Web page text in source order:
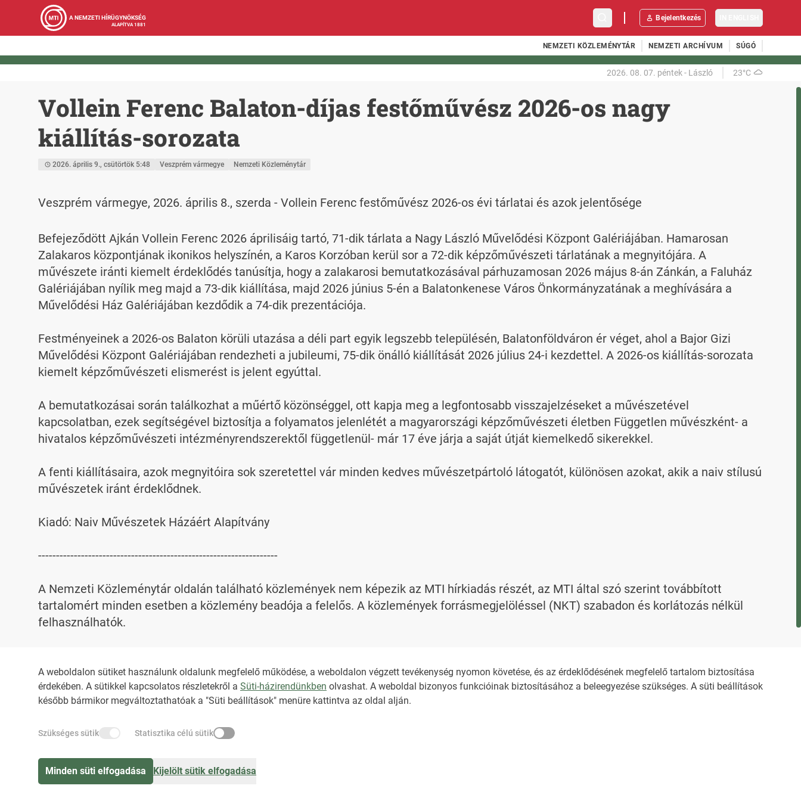
A weboldalon sütiket használunk oldalunk megfelelő működése, a weboldalon végzett tevékenység nyomon követése, és az érdeklődésének megfelelő tartalom biztosítása
érdekében. A sütikkel kapcsolatos részletekről a Süti-házirendünkben olvashat. A weboldal bizonyos funkcióinak biztosításához a beleegyezése szükséges. A süti beállítások
később bármikor megváltoztathatóak a "Süti beállítások" menüre kattintva az oldal alján.
Szükséges sütik Statisztika célú sütik
Minden süti elfogadása Kijelölt sütik elfogadása
A NEMZETI HÍRÜGYNÖKSÉG
ALAPÍTVA 1881
Bejelentkezés
NEMZETI KÖZLEMÉNYTÁR NEMZETI ARCHÍVUM SÚGÓ
2026. 08. 07. péntek- László 23°C
Vollein Ferenc Balaton-díjas festőművész 2026-os nagy
kiállítás-sorozata
2026. április 9., csütörtök 5:48 Veszprém vármegye Nemzeti Közleménytár
Veszprém vármegye, 2026. április 8., szerda - Vollein Ferenc festőművész 2026-os évi tárlatai és azok jelentősége
Befejeződött Ajkán Vollein Ferenc 2026 áprilisáig tartó, 71-dik tárlata a Nagy László Művelődési Központ Galériájában. Hamarosan
Zalakaros központjának ikonikos helyszínén, a Karos Korzóban kerül sor a 72-dik képzőművészeti tárlatának a megnyitójára. A
művészete iránti kiemelt érdeklődés tanúsítja, hogy a zalakarosi bemutatkozásával párhuzamosan 2026 május 8-án Zánkán, a Faluház
Galériájában nyílik meg majd a 73-dik kiállítása, majd 2026 június 5-én a Balatonkenese Város Önkormányzatának a meghívására a
Művelődési Ház Galériájában kezdődik a 74-dik prezentációja.
Festményeinek a 2026-os Balaton körüli utazása a déli part egyik legszebb településén, Balatonföldváron ér véget, ahol a Bajor Gizi
Művelődési Központ Galériájában rendezheti a jubileumi, 75-dik önálló kiállítását 2026 július 24-i kezdettel. A 2026-os kiállítás-sorozata
kiemelt képzőművészeti elismerést is jelent egyúttal.
A bemutatkozásai során találkozhat a műértő közönséggel, ott kapja meg a legfontosabb visszajelzéseket a művészetével
kapcsolatban, ezek segítségével biztosítja a folyamatos jelenlétét a magyarországi képzőművészeti életben Független művészként- a
hivatalos képzőművészeti intézményrendszerektől függetlenül- már 17 éve járja a saját útját kiemelkedő sikerekkel.
A fenti kiállításaira, azok megnyitóira sok szeretettel vár minden kedves művészetpártoló látogatót, különösen azokat, akik a naiv stílusú
művészetek iránt érdeklődnek.
Kiadó: Naiv Művészetek Házáért Alapítvány
-------------------------------------------------------------------
A Nemzeti Közleménytár oldalán található közlemények nem képezik az MTI hírkiadás részét, az MTI által szó szerint továbbított
tartalomért minden esetben a közlemény beadója a felelős. A közlemények forrásmegjelöléssel (NKT) szabadon és korlátozás nélkül
felhasználhatók.
HIRADO.HU MEDIAKLIKK.HU
M4SPORT.HU NEMZETISPORT.HU
2024 Duna Médiaszolgáltató Nonprofit Zrt. Minden jog fenntartva.